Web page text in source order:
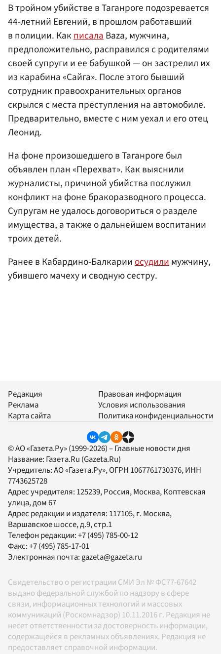
В тройном убийстве в Таганроге подозревается
44-летний Евгений, в прошлом работавший
в полиции. КакписалаBaza, мужчина,
предположительно, расправился с родителями
своей супруги и ее бабушкой — он застрелил их
из карабина «Сайга». После этого бывший
сотрудник правоохранительных органов
скрылся с места преступления на автомобиле.
Предварительно, вместе с ним уехал и его отец
Леонид.
На фоне произошедшего в Таганроге был
объявлен план «Перехват». Как выяснили
журналисты, причиной убийства послужил
конфликт на фоне бракоразводного процесса.
Супругам не удалось договориться о разделе
имущества, а также о дальнейшем воспитании
троих детей.
Ранее в Кабардино-Балкарииосудилимужчину,
убившего мачеху и сводную сестру.
Редакция
Реклама
Карта сайта
Правовая информация
Условия использования
Политика конфиденциальности
© АО «Газета.Ру» (1999-2026) – Главные новости дня
Название: Газета.Ru (Gazeta.Ru)
Учредитель:АО «Газета.Ру», ОГРН 1067761730376, ИНН
7743625728
Адрес учредителя: 125239, Россия, Москва, Коптевская
улица, дом 67
Адрес редакции и издателя: 117105, г. Москва,
Варшавское шоссе, д.9, стр.1
Телефон редакции:+7 (495) 785-00-12
Факс:+7 (495) 785-17-01
Электронная почта: gazeta@gazeta.ru
Свидетельство о регистрации СМИ Эл № ФС77-67642
выдано федеральной службой по надзору в сфере
связи, информационных технологий и массовых
коммуникаций (Роскомнадзор) 10.11.2016 г. Редакция не
несет ответственности за достоверность информации,
содержащейся в рекламных объявлениях. Редакция не
предоставляет справочной информации.